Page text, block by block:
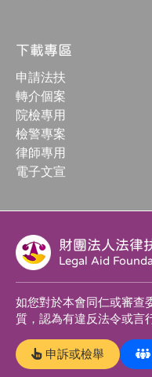
下載專區
申請法扶
轉介個案
院檢專用
檢警專案
律師專用
電子文宣
財團法人法律
Legal Aid
如您對於本會同仁或審查
質，認為有違反法令或言
申訴或檢舉